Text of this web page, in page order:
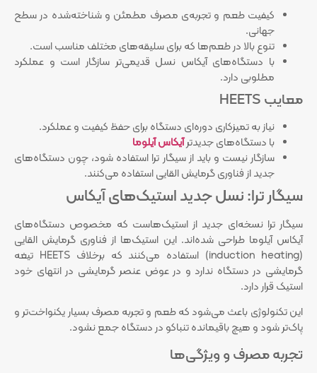
کیفیت طعم و تجربه‌ی مصرف مطمئن و شناخته‌شده در سطح
جهانی.
تنوع بالا در طعم‌ها که برای سلیقه‌های مختلف مناسب است.
با دستگاه‌های آیکاس نسل قدیمی‌تر سازگار است و عملکرد
مطلوبی دارد.
معایب HEETS
نیاز به تمیزکاری دوره‌ای دستگاه برای حفظ کیفیت و عملکرد.
با دستگاه‌های جدیدترآیکاس آیلوما
سازگار نیست و باید از سیگار ترا استفاده شود، چون دستگاه‌های
جدید از فناوری گرمایش القایی استفاده می‌کنند.
سیگار ترا: نسل جدید استیک‌های آیکاس
سیگار ترا نسخه‌ای جدید از استیک‌هاست که مخصوص دستگاه‌های
آیکاس آیلوما طراحی شده‌اند. این استیک‌ها از فناوری گرمایش القایی
(induction heating) استفاده می‌کنند که برخلاف HEETS تیغه
گرمایشی در دستگاه ندارد و در عوض عنصر گرمایشی در انتهای خود
استیک قرار دارد.
این تکنولوژی باعث می‌شود که طعم و تجربه مصرف بسیار یکنواخت‌تر و
پاک‌تر شود و هیچ باقیمانده تنباکو در دستگاه جمع نشود.
تجربه مصرف و ویژگی‌ها